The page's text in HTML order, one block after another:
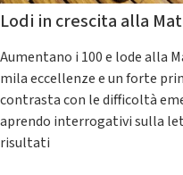
Lodi in crescita alla
Aumentano i 100 e lode alla
mila eccellenze e un forte
contrasta con le difficoltà
aprendo interrogativi sulla
risultati